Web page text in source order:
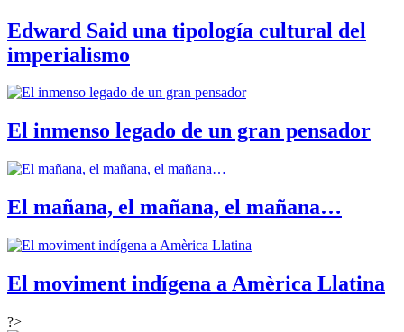
Edward Said una tipología cultural del
imperialismo
El inmenso legado de un gran pensador
El mañana, el mañana, el mañana…
El moviment indígena a Amèrica Llatina
?>